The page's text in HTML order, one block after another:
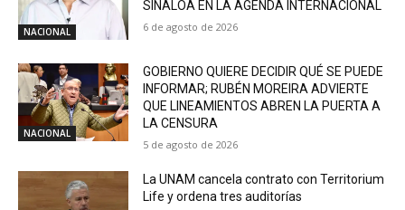
NACIONAL
SINALOA EN LA AGENDA INTERNACIONAL
6 de agosto de 2026
NACIONAL
GOBIERNO QUIERE DECIDIR QUÉ SE PUEDE
INFORMAR; RUBÉN MOREIRA ADVIERTE
QUE LINEAMIENTOS ABREN LA PUERTA A
LA CENSURA
5 de agosto de 2026
La UNAM cancela contrato con Territorium
Life y ordena tres auditorías